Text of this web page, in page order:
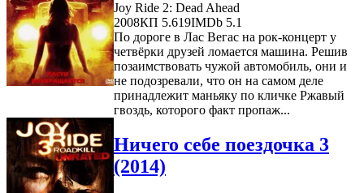
Joy Ride 2: Dead Ahead
2008КП 5.619IMDb 5.1
По дороге в Лас Вегас на рок-концерт у
четвёрки друзей ломается машина. Решив
позаимствовать чужой автомобиль, они и
не подозревали, что он на самом деле
принадлежит маньяку по кличке Ржавый
гвоздь, которого факт пропаж...
Ничего себе поездочка 3
(2014)